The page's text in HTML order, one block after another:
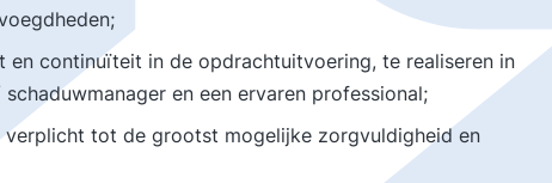
en continuïteit in de opdrachtuitvoering, te realiseren in
en een ervaren professional;
verplicht tot de grootst mogelijke zorgvuldigheid en